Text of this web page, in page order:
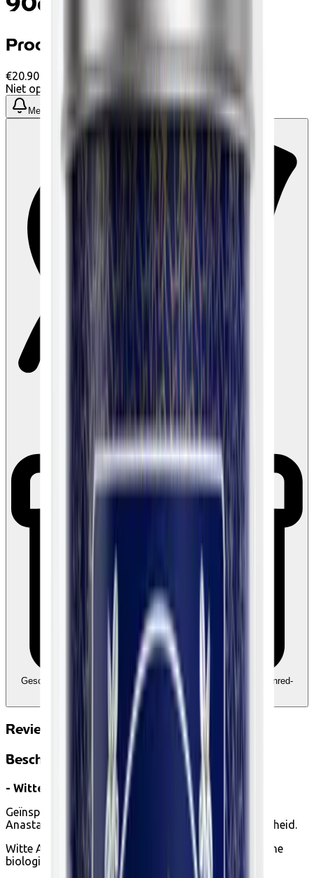
Productinformatie
€20.90
Niet op voorraad
Meld me wanneer beschikbaar
Geschikt voor Ecocheques en Cadeaucheques
Koppel uw Edenred-
account
Reviews
Beschrijving
- Witte thee met bergamot en oranjebloesem -
Geïnspireerd door haar grote zus, combineert White
Anastasia Organic witte thee met delicatesse en lichtheid.
Witte Anastasia, het kleine zusje van Kusmi's iconische
biologische thee, is onmogelijk te weerstaan.